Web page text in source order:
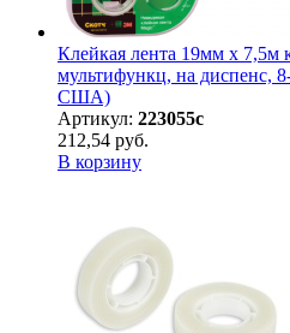
Клейкая лента 19мм х 7,5м
мультифункц, на диспенс,
США)
Артикул: 223055с
212,54 руб.
В корзину